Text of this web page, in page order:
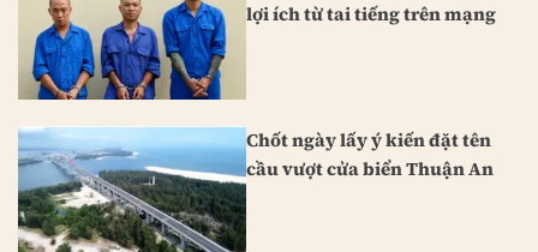
lợi ích từ tai tiếng trên mạng
Chốt ngày lấy ý kiến đặt tên
cầu vượt cửa biển Thuận An